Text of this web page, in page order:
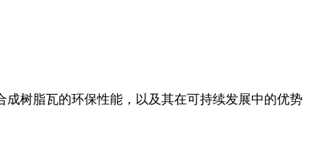
树脂瓦的环保性能，以及其在可持续发展中的优势